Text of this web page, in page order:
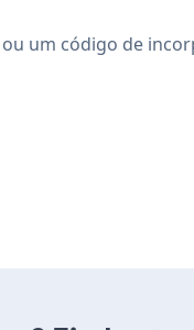
um código de